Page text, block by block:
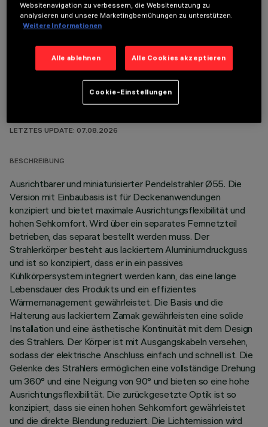
OPTIONALE KOMPONENTEN
LETZTES UPDATE: 07.08.2026
BESCHREIBUNG
Ausrichtbarer und miniaturisierter Pendelstrahler Ø55. Die
Version mit Einbaubasis ist für Deckenanwendungen
konzipiert und bietet maximale Ausrichtungsflexibilität und
hohen Sehkomfort. Wird über ein separates Fernnetzteil
betrieben, das separat bestellt werden muss. Der
Strahlerkörper besteht aus lackiertem Aluminiumdruckguss
und ist so konzipiert, dass er in ein passives
Kühlkörpersystem integriert werden kann, das eine lange
Lebensdauer des Produkts und ein effizientes
Wärmemanagement gewährleistet. Die Basis und die
Halterung aus lackiertem Zamak gewährleisten eine solide
Installation und eine ästhetische Kontinuität mit dem Design
des Strahlers. Der Körper ist mit Ausgangskabeln versehen,
sodass der elektrische Anschluss einfach und schnell ist. Die
Gelenke des Strahlers ermöglichen eine vollständige Drehung
um 360° und eine Neigung von 90° und bieten so eine hohe
Ausrichtungsflexibilität. Die zurückgesetzte Optik ist so
konzipiert, dass sie einen hohen Sehkomfort gewährleistet
und die direkte Blendung reduziert. Die Lichtemission wird
Websitenavigation zu verbessern, die Websitenutzung zu
analysieren und unsere Marketingbemühungen zu unterstützen.
Weitere Informationen
Alle ablehnen Alle Cookies akzeptieren
Cookie-Einstellungen